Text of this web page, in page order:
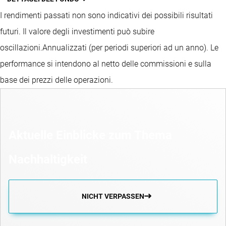
I rendimenti passati non sono indicativi dei possibili risultati
futuri. Il valore degli investimenti può subire
oscillazioni.Annualizzati (per periodi superiori ad un anno). Le
performance si intendono al netto delle commissioni e sulla
base dei prezzi delle operazioni.
NICHT VERPASSEN